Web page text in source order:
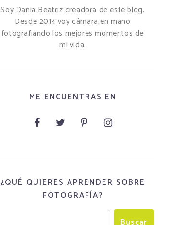
Soy Dania Beatriz creadora de este blog.
Desde 2014 voy cámara en mano
fotografiando los mejores momentos de
mi vida.
ME ENCUENTRAS EN
¿QUÉ QUIERES APRENDER SOBRE
FOTOGRAFÍA?